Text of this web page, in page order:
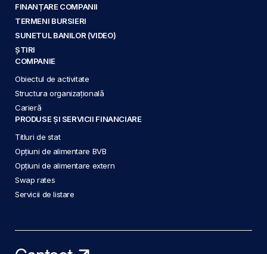
FINANȚARE COMPANII
TERMENI BURSIERI
SUNETUL BANILOR (VIDEO)
ȘTIRI
COMPANIE
Obiectul de activitate
Structura organizațională
Carieră
PRODUSE ȘI SERVICII FINANCIARE
Titluri de stat
Opțiuni de alimentare BVB
Opțiuni de alimentare extern
Swap rates
Servicii de listare